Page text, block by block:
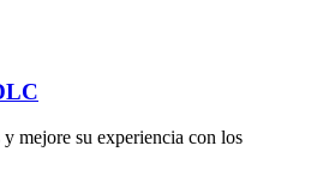
mejore su experiencia con los